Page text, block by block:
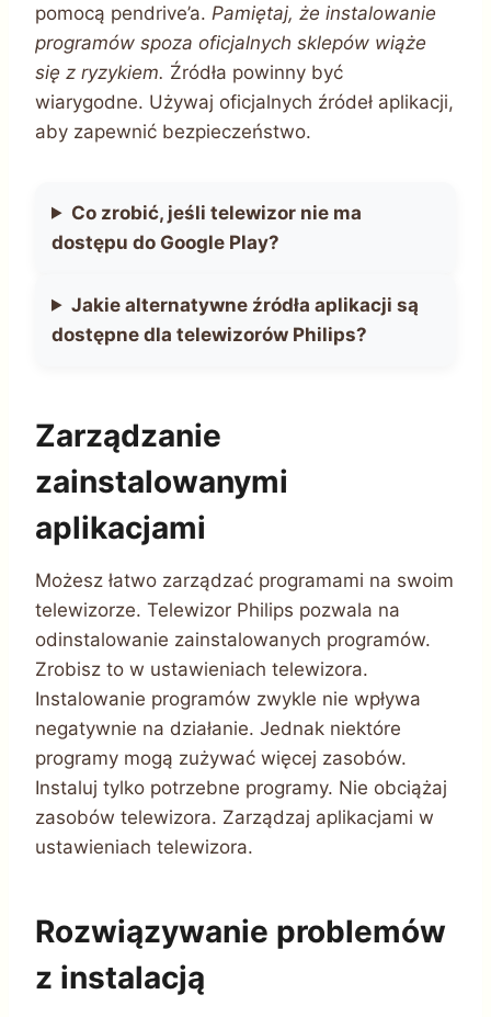
pomocą pendrive’a. Pamiętaj, że instalowanie
programów spoza oficjalnych sklepów wiąże
się z ryzykiem. Źródła powinny być
wiarygodne. Używaj oficjalnych źródeł aplikacji,
aby zapewnić bezpieczeństwo.
Co zrobić, jeśli telewizor nie ma
dostępu do Google Play?
Jakie alternatywne źródła aplikacji są
dostępne dla telewizorów Philips?
Zarządzanie
zainstalowanymi
aplikacjami
Możesz łatwo zarządzać programami na swoim
telewizorze. Telewizor Philips pozwala na
odinstalowanie zainstalowanych programów.
Zrobisz to w ustawieniach telewizora.
Instalowanie programów zwykle nie wpływa
negatywnie na działanie. Jednak niektóre
programy mogą zużywać więcej zasobów.
Instaluj tylko potrzebne programy. Nie obciążaj
zasobów telewizora. Zarządzaj aplikacjami w
ustawieniach telewizora.
Rozwiązywanie problemów
z instalacją